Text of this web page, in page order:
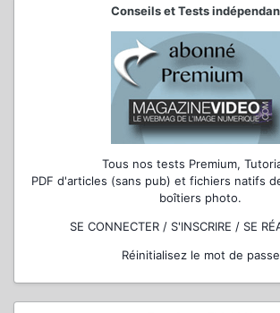
Conseils et Tests
Tous nos tests Premium,
PDF d'articles (sans pub) et fichiers natifs
boîtiers photo.
SE CONNECTER / S'INSCRIRE / SE
Réinitialisez le mot de passe